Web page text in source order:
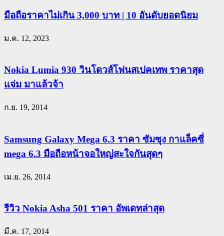
มือถือราคาไม่เกิน 3,000 บาท | 10 อันดับยอดนิยม
ม.ค. 12, 2023
Nokia Lumia 930 วินโดวส์โฟนสเปคเทพ ราคาสุด
แจ่ม มาแล้วจ้า
ก.ย. 19, 2014
Samsung Galaxy Mega 6.3 ราคา ซัมซุง กาแล็คซี่
mega 6.3 มือถือหน้าจอใหญ่สะใจกันสุดๆ
เม.ย. 26, 2014
รีวิว Nokia Asha 501 ราคา อัพเดทล่าสุด
มี.ค. 17, 2014